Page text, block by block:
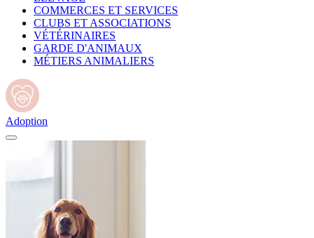
COMMERCES ET SERVICES
CLUBS ET ASSOCIATIONS
VÉTÉRINAIRES
GARDE D'ANIMAUX
MÉTIERS ANIMALIERS
Adoption